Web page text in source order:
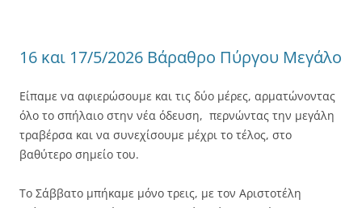
16 και 17/5/2026 Βάραθρο Πύργου Μεγάλο
Είπαμε να αφιερώσουμε και τις δύο μέρες, αρματώνοντας
όλο το σπήλαιο στην νέα όδευση, περνώντας την μεγάλη
τραβέρσα και να συνεχίσουμε μέχρι το τέλος, στο
βαθύτερο σημείο του.
Το Σάββατο μπήκαμε μόνο τρεις, με τον Αριστοτέλη